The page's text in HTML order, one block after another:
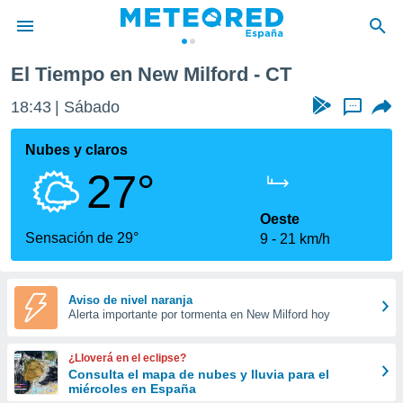
de
por
que se
calidad.
a este
las
y
forma
digital
basada
El Tiempo en New Milford - CT
18:43 Sábado ...
Nubes y claros
27°
Sensación de 29°
Oeste
9
21 km/h
Aviso de nivel naranja
Alerta importante por tormenta en New Milford hoy
¿Lloverá en el eclipse?
Consulta el mapa de nubes y lluvia para el
miércoles en España